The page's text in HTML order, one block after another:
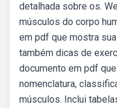
detalhada sobre os.
músculos do corpo
em pdf que mostra
também dicas de
documento em pdf
nomenclatura,
músculos. Inclui